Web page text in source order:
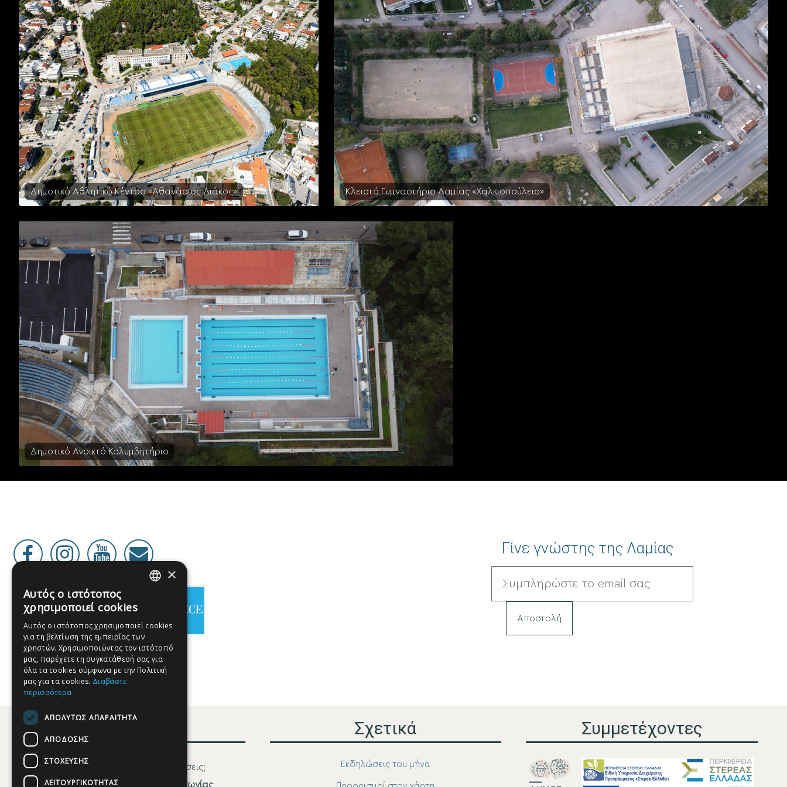
Δημοτικό Αθλητικό Κέντρο «Αθανάσιος Διάκος» Κλειστό Γυμναστήριο Λαμίας «Χαλκιοπούλειο»
Δημοτικό Ανοικτό Κολυμβητήριο
Γίνε γνώστης της Λαμίας
Χρειάζεστε βοήθεια ή διευκρινίσεις;
Συμπληρώστε την
Φόρμα επικοινωνίας
Σχετικά
Εκδηλώσεις του μήνα
Συμμετέχοντες
GREEK
FRENCH
GERMAN
×
Αυτός ο ιστότοπος
χρησιμοποιεί cookies
Αυτός ο ιστότοπος χρησιμοποιεί cookies
για τη βελτίωση της εμπειρίας των
χρηστών. Χρησιμοποιώντας τον ιστότοπό
μας, παρέχετε τη συγκατάθεσή σας για
όλα τα cookies σύμφωνα με την Πολιτική
μας για τα cookies. Διαβάστε
περισσότερα
ΑΠΟΛΎΤΩΣ ΑΠΑΡΑΊΤΗΤΑ
ΑΠΌΔΟΣΗΣ
ΣΤΌΧΕΥΣΗΣ
ΛΕΙΤΟΥΡΓΙΚΌΤΗΤΑΣ